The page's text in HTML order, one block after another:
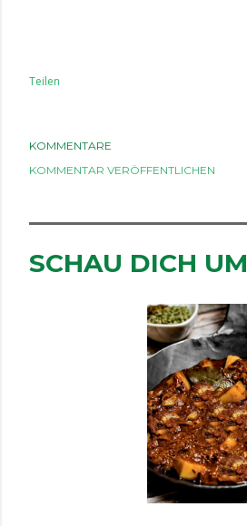
Teilen
KOMMENTARE
KOMMENTAR VERÖFFENTLICHEN
SCHAU DICH UM